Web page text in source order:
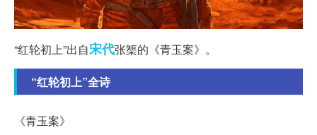
“红轮初上”出自宋代张榘的《青玉案》。
“红轮初上”全诗
《青玉案》